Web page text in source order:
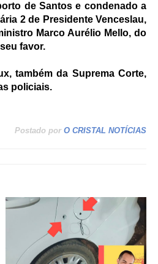
de Santos e condenado a
2 de Presidente Venceslau,
Marco Aurélio Mello, do
favor.
também da Suprema Corte,
policiais.
Postado por O CRISTAL NOTÍCIAS